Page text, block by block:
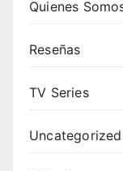
Quienes
Reseñas
TV Series
Uncategorized